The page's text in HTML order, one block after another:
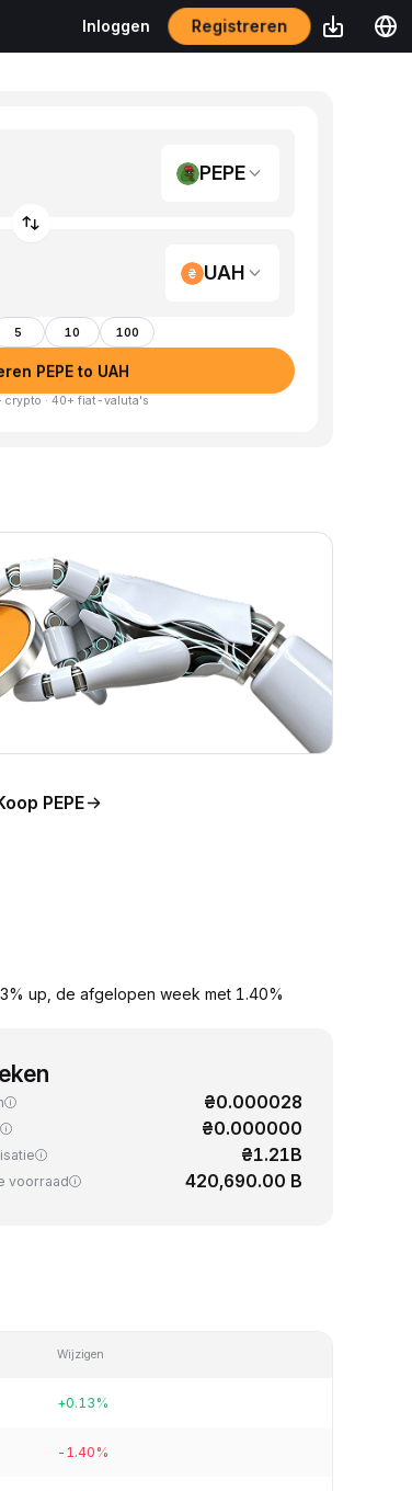
Inloggen Registreren
PEPE
UAH
5 10 100
PEPE to UAH
crypto · 40+ fiat-valuta's
PEPE
up, de afgelopen week met 1.40%
₴0.000028
₴0.000000
₴1.21B
voorraad 420,690.00 B
Wijzigen
+0.13%
-1.40%